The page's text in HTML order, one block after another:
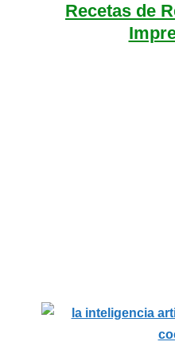
Recetas de